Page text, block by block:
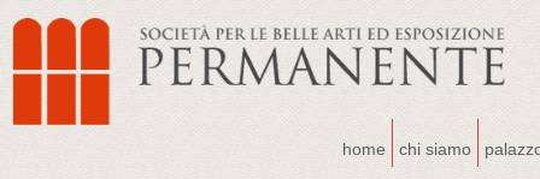
home chi siamo